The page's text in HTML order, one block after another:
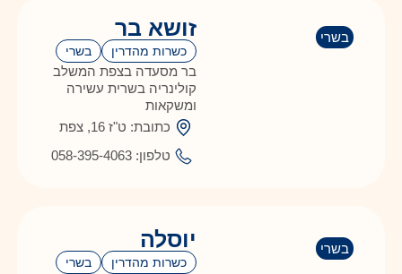
בשרי זושא בר
כשרות מהדרין בשרי
בר מסעדה בצפת המשלב
קולינריה בשרית עשירה
ומשקאות
כתובת: ט"ז 16, צפת
טלפון: 058-395-4063
בשרי יוסלה
כשרות מהדרין בשרי